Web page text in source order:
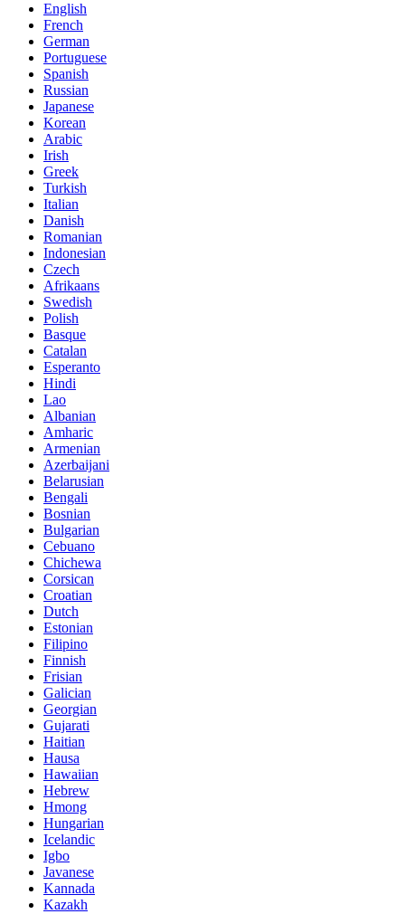
English
French
German
Portuguese
Spanish
Russian
Japanese
Korean
Arabic
Irish
Greek
Turkish
Italian
Danish
Romanian
Indonesian
Czech
Afrikaans
Swedish
Polish
Basque
Catalan
Esperanto
Hindi
Lao
Albanian
Amharic
Armenian
Azerbaijani
Belarusian
Bengali
Bosnian
Bulgarian
Cebuano
Chichewa
Corsican
Croatian
Dutch
Estonian
Filipino
Finnish
Frisian
Galician
Georgian
Gujarati
Haitian
Hausa
Hawaiian
Hebrew
Hmong
Hungarian
Icelandic
Igbo
Javanese
Kannada
Kazakh